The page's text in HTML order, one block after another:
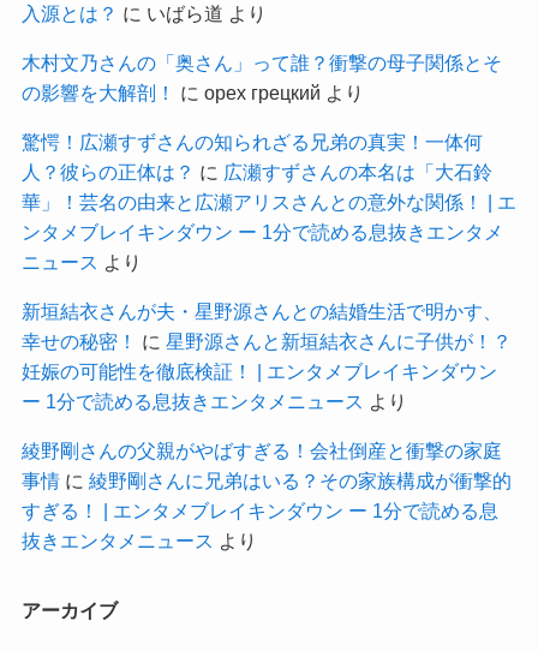
入源とは？ に いばら道 より
木村文乃さんの「奥さん」って誰？衝撃の母子関係とそ
の影響を大解剖！
に орех грецкий より
驚愕！広瀬すずさんの知られざる兄弟の真実！一体何
人？彼らの正体は？ に 広瀬すずさんの本名は「大石鈴
華」！芸名の由来と広瀬アリスさんとの意外な関係！ | エ
ンタメブレイキンダウン ー 1分で読める息抜きエンタメ
ニュース より
新垣結衣さんが夫・星野源さんとの結婚生活で明かす、
幸せの秘密！
に 星野源さんと新垣結衣さんに子供が！？
妊娠の可能性を徹底検証！ | エンタメブレイキンダウン
ー 1分で読める息抜きエンタメニュース より
綾野剛さんの父親がやばすぎる！会社倒産と衝撃の家庭
事情に 綾野剛さんに兄弟はいる？その家族構成が衝撃的
すぎる！ | エンタメブレイキンダウン ー 1分で読める息
抜きエンタメニュース より
アーカイブ